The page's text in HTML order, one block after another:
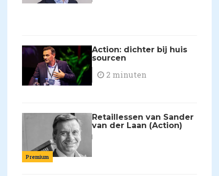
Action: dichter bij huis
sourcen
2 minuten
Premium
Retaillessen van Sander
van der Laan (Action)